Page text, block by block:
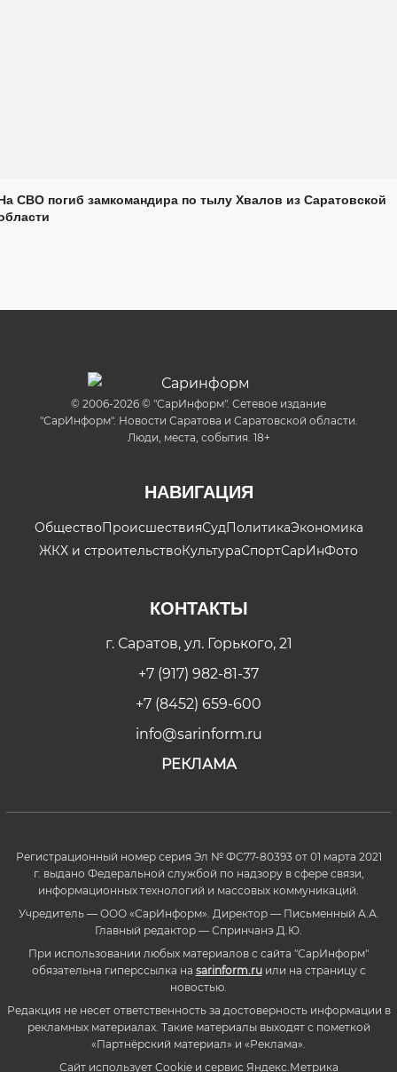
СВО погиб замкомандира по тылу Хвалов из Саратовской
© 2006-2026 © "СарИнформ". Сетевое издание
"СарИнформ". Новости Саратова и Саратовской области.
Люди, места, события. 18+
НАВИГАЦИЯ
ОбществоПроисшествияСудПолитикаЭкономика
ЖКХ и строительствоКультураСпортСарИнФото
КОНТАКТЫ
г. Саратов, ул. Горького, 21
+7 (917) 982-81-37
+7 (8452) 659-600
info@sarinform.ru
РЕКЛАМА
Регистрационный номер серия Эл № ФС77-80393 от 01 марта 2021
г. выдано Федеральной службой по надзору в сфере связи,
информационных технологий и массовых коммуникаций.
Учредитель — ООО «СарИнформ». Директор — Письменный А.А.
Главный редактор — Спринчанэ Д.Ю.
При использовании любых материалов с сайта "СарИнформ"
обязательна гиперссылка на sarinform.ruили на страницу с
новостью.
Редакция не несет ответственность за достоверность информации в
рекламных материалах. Такие материалы выходят с пометкой
«Партнёрский материал» и «Реклама».
Сайт использует Cookie и сервиc Яндекс.Метрика